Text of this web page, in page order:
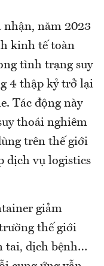
nhận, năm 2023
kinh tế toàn
tình trạng suy
4 thập kỷ trở lại
Tác động này
thoái nghiêm
trên thế giới
dịch vụ logistics
giảm
thế giới
tai, dịch bệnh…